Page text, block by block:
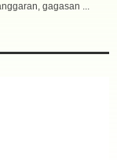
gagasan ...